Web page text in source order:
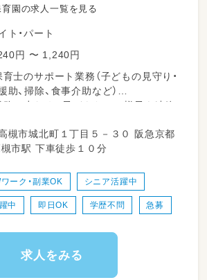
園の求人一覧を見る
ト・パート
円 〜 1,240円
育士のサポート業務（子どもの見守り・
助、掃除、食事介助など）
務は少なめ。子どもたちの様子を連絡
していただき、子どもの様子を伝えて
す！
ちの成長を身近に感じられるのも魅力
同士のコミュニケーションも取りやす
やすい環境ですよ。
り仕事も残業もなしです。
市城北町１丁目５－３０ 阪急京都
市駅 下車徒歩１０分
ーク・副業OK シニア活躍中
中 即日OK 学歴不問 急募
求人をみる